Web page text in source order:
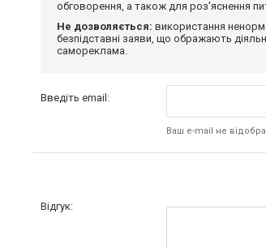
обговорення, а також для роз'яснення
Не дозволяється: використання
безпідставні заяви, що ображають
самореклама.
Введіть email:
Ваш e-mail не
Відгук: